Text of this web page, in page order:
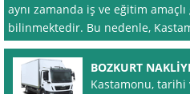
aynı zamanda iş ve eğitim
bilinmektedir. Bu nedenle,
BOZKURT
Kastamonu,